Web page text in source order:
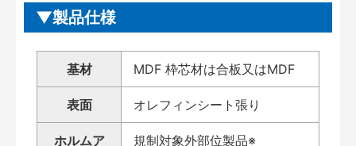
製品仕様
基材 MDF 枠芯材は合板又はMDF
表面 オレフィンシート張り
ホルムア
規制対象外部位製品※